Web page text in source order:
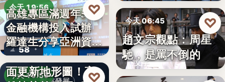
今天 19:56
金融政策
58
高雄專區滿週年58家
金融機構投入試辦
羅達生分享亞洲資
產…
♡
今天 19:55
二十多年來首次全
面更新地形圖！高
♡
今天 06:45
文化評論
文字
趙文宗觀點：周星
馳，是罵不倒的
♡